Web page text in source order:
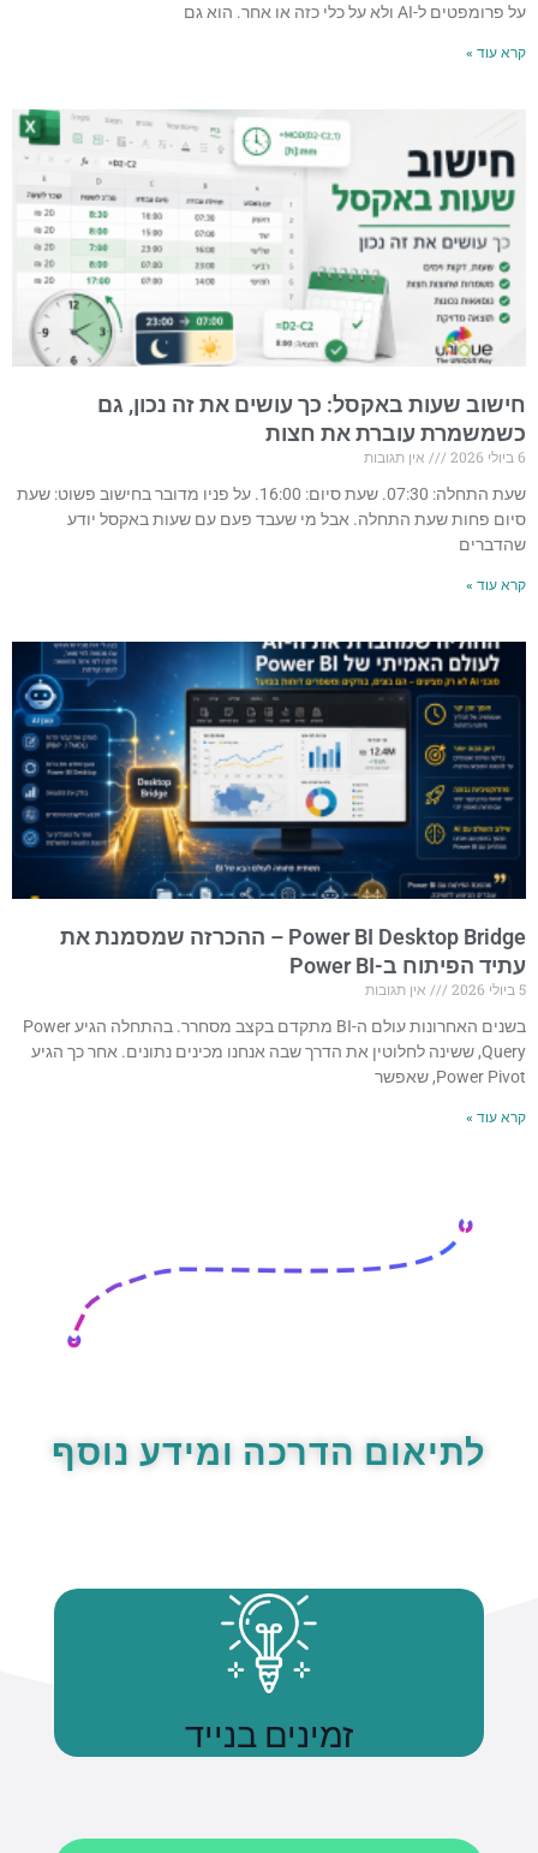
על פרומפטים ל-AI ולא על כלי כזה או אחר. הוא גם
קרא עוד »
חישוב שעות באקסל: כך עושים את זה נכון, גם
כשמשמרת עוברת את חצות
6 ביולי 2026
אין תגובות
שעת התחלה: 07:30. שעת סיום: 16:00. על פניו מדובר בחישוב פשוט: שעת
סיום פחות שעת התחלה. אבל מי שעבד פעם עם שעות באקסל יודע
שהדברים
קרא עוד »
Power BI Desktop Bridge – ההכרזה שמסמנת את
עתיד הפיתוח ב-Power BI
5 ביולי 2026
אין תגובות
בשנים האחרונות עולם ה-BI מתקדם בקצב מסחרר. בהתחלה הגיע Power
Query, ששינה לחלוטין את הדרך שבה אנחנו מכינים נתונים. אחר כך הגיע
Power Pivot, שאפשר
קרא עוד »
לתיאום הדרכה ומידע נוסף
זמינים בנייד